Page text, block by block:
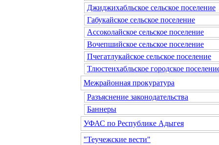
Джиджихабльское сельское поселение
Габукайское сельское поселение
Ассоколайское сельское поселение
Вочепшийское сельское поселение
Пчегатлукайское сельское поселение
Тлюстенхабльское городское
Межрайонная прокуратура
Разъяснение законодательства
Баннеры
УФАС по Республике Адыгея
"Теучежские вести"